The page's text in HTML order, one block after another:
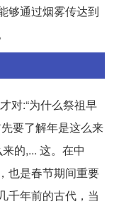
够通过烟雾传达到
对:“为什么祭祖早
要了解年是这么来
的,... 这。在中
也是春节期间重要
千年前的古代，当